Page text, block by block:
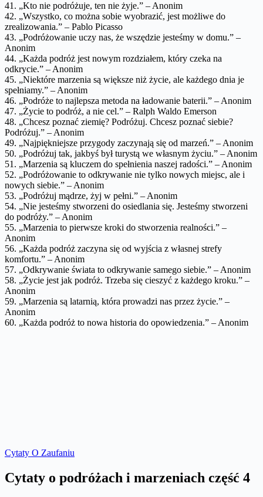
41. „Kto nie podróżuje, ten nie żyje.” – Anonim
42. „Wszystko, co można sobie wyobrazić, jest możliwe do
zrealizowania.” – Pablo Picasso
43. „Podróżowanie uczy nas, że wszędzie jesteśmy w domu.” –
Anonim
44. „Każda podróż jest nowym rozdziałem, który czeka na
odkrycie.” – Anonim
45. „Niektóre marzenia są większe niż życie, ale każdego dnia je
spełniamy.” – Anonim
46. „Podróże to najlepsza metoda na ładowanie baterii.” – Anonim
47. „Życie to podróż, a nie cel.” – Ralph Waldo Emerson
48. „Chcesz poznać ziemię? Podróżuj. Chcesz poznać siebie?
Podróżuj.” – Anonim
49. „Najpiękniejsze przygody zaczynają się od marzeń.” – Anonim
50. „Podróżuj tak, jakbyś był turystą we własnym życiu.” – Anonim
51. „Marzenia są kluczem do spełnienia naszej radości.” – Anonim
52. „Podróżowanie to odkrywanie nie tylko nowych miejsc, ale i
nowych siebie.” – Anonim
53. „Podróżuj mądrze, żyj w pełni.” – Anonim
54. „Nie jesteśmy stworzeni do osiedlania się. Jesteśmy stworzeni
do podróży.” – Anonim
55. „Marzenia to pierwsze kroki do stworzenia realności.” –
Anonim
56. „Każda podróż zaczyna się od wyjścia z własnej strefy
komfortu.” – Anonim
57. „Odkrywanie świata to odkrywanie samego siebie.” – Anonim
58. „Życie jest jak podróż. Trzeba się cieszyć z każdego kroku.” –
Anonim
59. „Marzenia są latarnią, która prowadzi nas przez życie.” –
Anonim
60. „Każda podróż to nowa historia do opowiedzenia.” – Anonim
Cytaty O Zaufaniu
Cytaty o podróżach i marzeniach część 4